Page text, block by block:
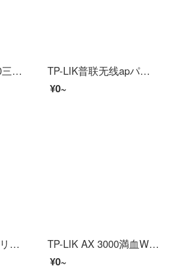
TP-LINK AX 11000三周波光ファイバWiFi 6ルータ博通四核CPU 2.5 Gネット口スマートゲームルートXTR 11060易展Turbo版
TP-LIK普联无线apパネルセット全屋WiFi 6カバーax 1800 M全千兆イーピンネットネットPoeルータ【wifi 6】9口ハライザー本体+5台のパネル（パールホワイト）
¥0~
TP-LIK【大通りシリーズ】AX 5400三周波数ギガビット無線ルータWiFi 6ゲームルートMesh XTR 5466易展Turbo版2.5 Gカスタムポート
TP-LIK AX 3000満血WiFi 6ギガワイアルータ5 Gデュアルブロードバンド接続XDR 3050易展版
¥0~